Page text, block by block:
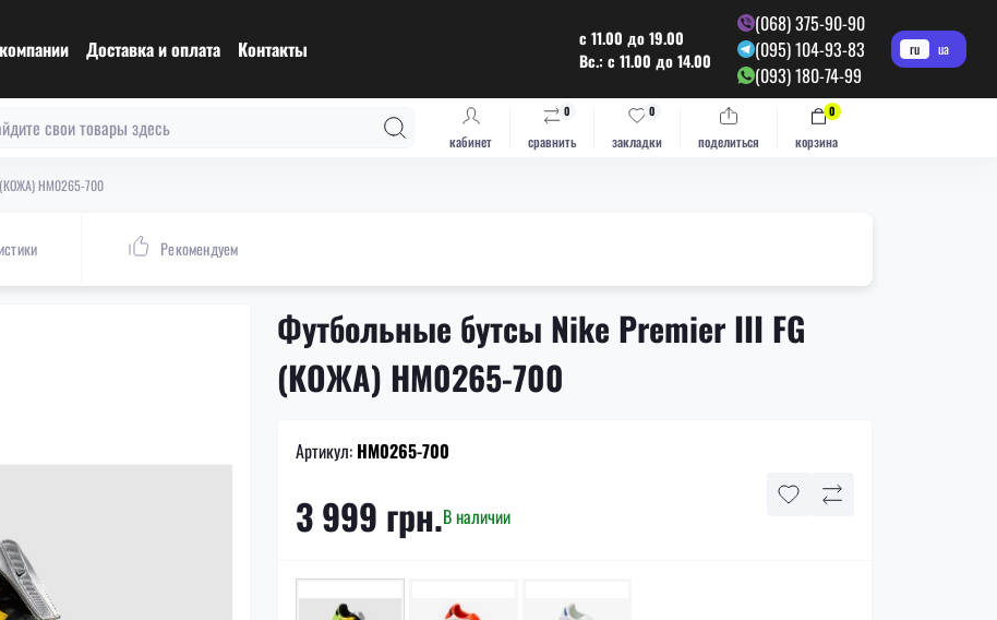
Доставка и оплата Контакты
с 11.00 до 19.00
Вс.: с 11.00 до 14.00
(068) 375-90-90
(095) 104-93-83
(093) 180-74-99
ru ua
кабинет сравнить
0
закладки
0
поделиться корзина
0
HM0265-700
Рекомендуем
Футбольные бутсы Nike Premier III FG
(КОЖА) HM0265-700
Артикул: HM0265-700
3 999 грн.В наличии